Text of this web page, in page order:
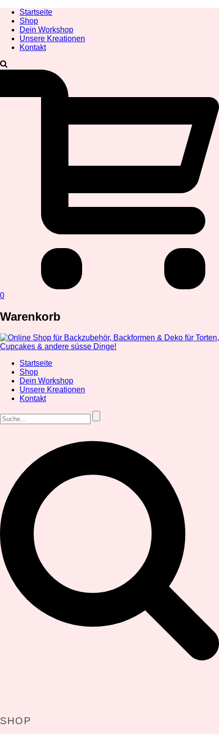
Startseite
Shop
Dein Workshop
Unsere Kreationen
Kontakt
0
Warenkorb
Startseite
Shop
Dein Workshop
Unsere Kreationen
Kontakt
SHOP